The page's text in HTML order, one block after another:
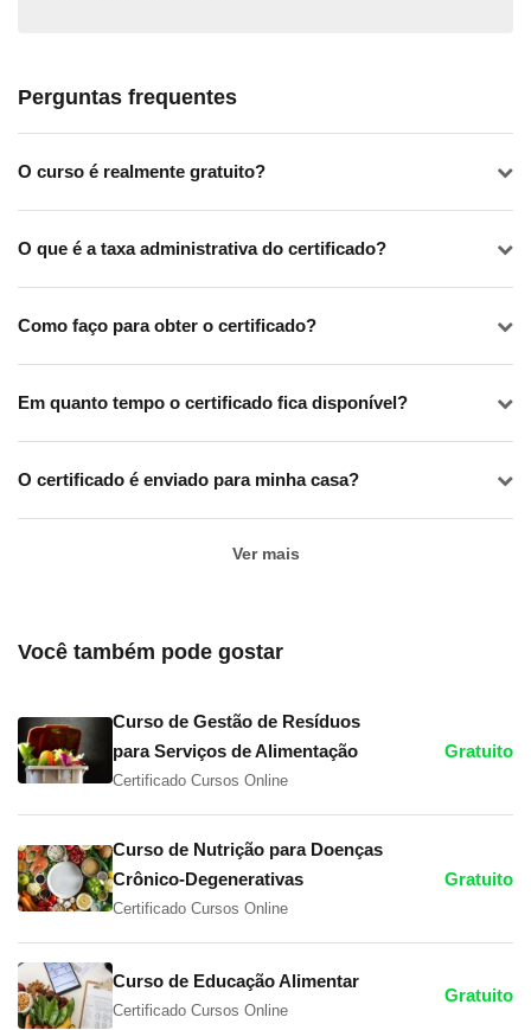
Perguntas frequentes
O curso é realmente gratuito?
O que é a taxa administrativa do certificado?
Como faço para obter o certificado?
Em quanto tempo o certificado fica disponível?
O certificado é enviado para minha casa?
Ver mais
Você também pode gostar
Curso de Gestão de Resíduos
para Serviços de Alimentação
Certificado Cursos Online
Gratuito
Curso de Nutrição para Doenças
Crônico-Degenerativas
Certificado Cursos Online
Gratuito
Curso de Educação Alimentar
Certificado Cursos Online
Gratuito